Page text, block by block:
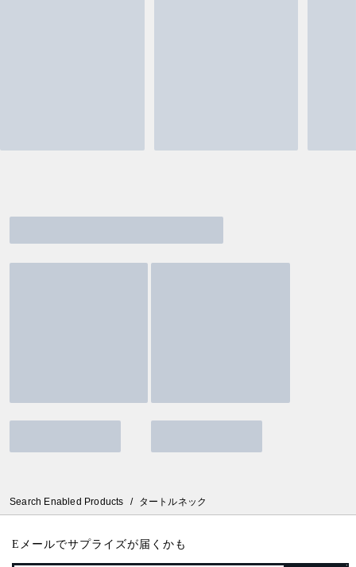
Search Enabled Products / タートルネック
Eメールでサプライズが届くかも